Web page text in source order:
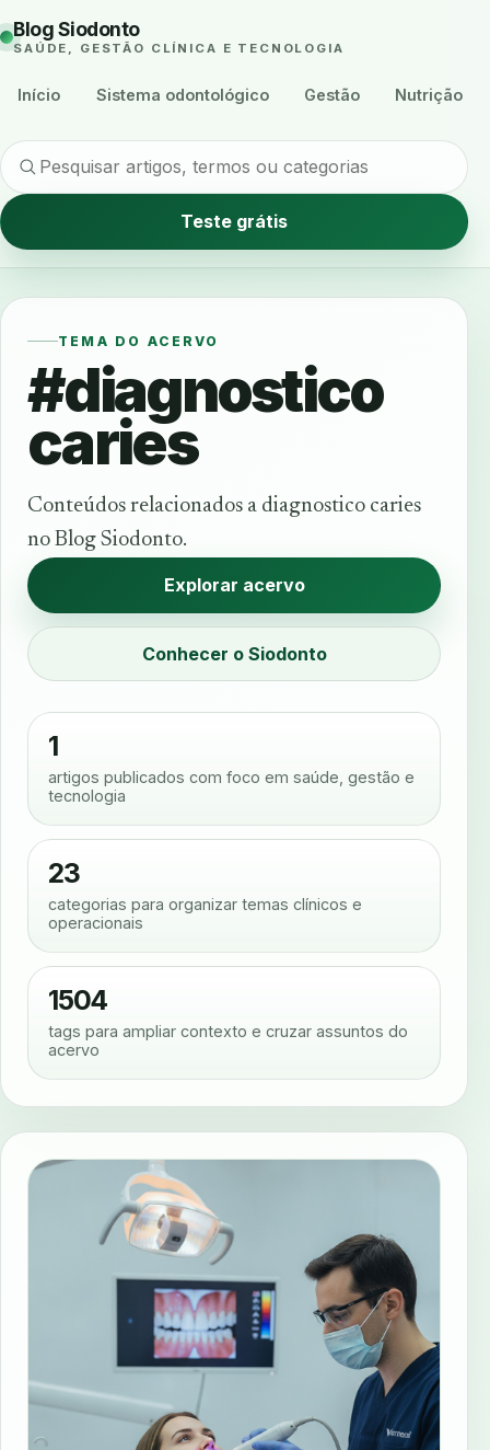
Blog Siodonto
SAÚDE, GESTÃO CLÍNICA E TECNOLOGIA
Início Sistema odontológico Gestão Nutrição
Teste grátis
TEMA DO ACERVO
#diagnostico
caries
Conteúdos relacionados a diagnostico caries
no Blog Siodonto.
Explorar acervo
Conhecer o Siodonto
1
artigos publicados com foco em saúde, gestão e
tecnologia
23
categorias para organizar temas clínicos e
operacionais
1504
tags para ampliar contexto e cruzar assuntos do
acervo